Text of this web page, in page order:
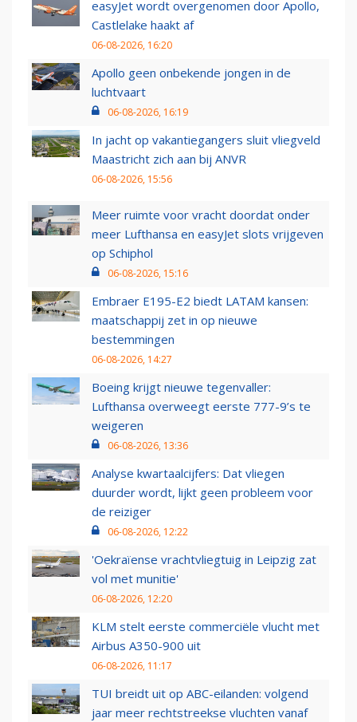
easyJet wordt overgenomen door Apollo,
Castlelake haakt af
06-08-2026, 16:20
Apollo geen onbekende jongen in de
luchtvaart
06-08-2026, 16:19
In jacht op vakantiegangers sluit vliegveld
Maastricht zich aan bij ANVR
06-08-2026, 15:56
Meer ruimte voor vracht doordat onder
meer Lufthansa en easyJet slots vrijgeven
op Schiphol
06-08-2026, 15:16
Embraer E195-E2 biedt LATAM kansen:
maatschappij zet in op nieuwe
bestemmingen
06-08-2026, 14:27
Boeing krijgt nieuwe tegenvaller:
Lufthansa overweegt eerste 777-9’s te
weigeren
06-08-2026, 13:36
Analyse kwartaalcijfers: Dat vliegen
duurder wordt, lijkt geen probleem voor
de reiziger
06-08-2026, 12:22
'Oekraïense vrachtvliegtuig in Leipzig zat
vol met munitie'
06-08-2026, 12:20
KLM stelt eerste commerciële vlucht met
Airbus A350-900 uit
06-08-2026, 11:17
TUI breidt uit op ABC-eilanden: volgend
jaar meer rechtstreekse vluchten vanaf